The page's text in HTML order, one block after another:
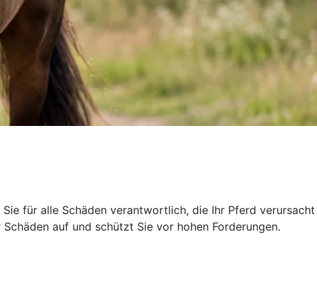
für alle Schäden verantwortlich, die Ihr Pferd verursacht
auf und schützt Sie vor hohen Forderungen.